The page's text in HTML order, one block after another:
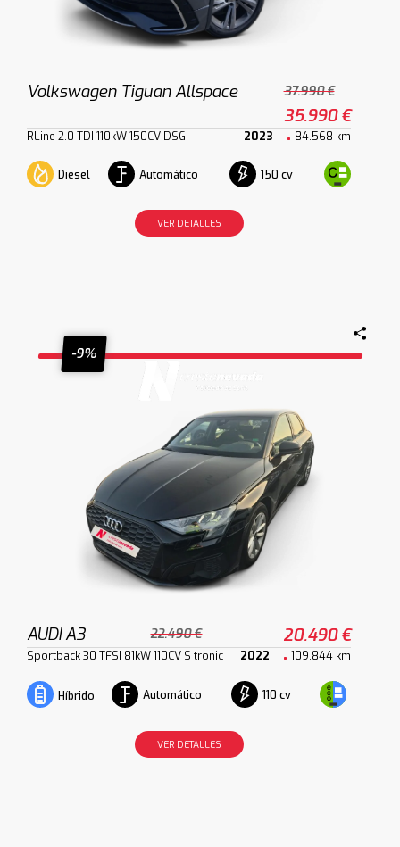
Volkswagen Tiguan Allspace 37.990 €
35.990 €
RLine 2.0 TDI 110kW 150CV DSG 2023 84.568 km
Diesel Automático 150 cv
VER DETALLES
-9%
AUDI A3 22.490 € 20.490 €
Sportback 30 TFSI 81kW 110CV S tronic 2022 109.844 km
Híbrido Automático 110 cv
VER DETALLES